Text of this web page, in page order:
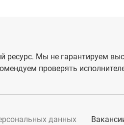
Мы не гарантируем
проверять
данных